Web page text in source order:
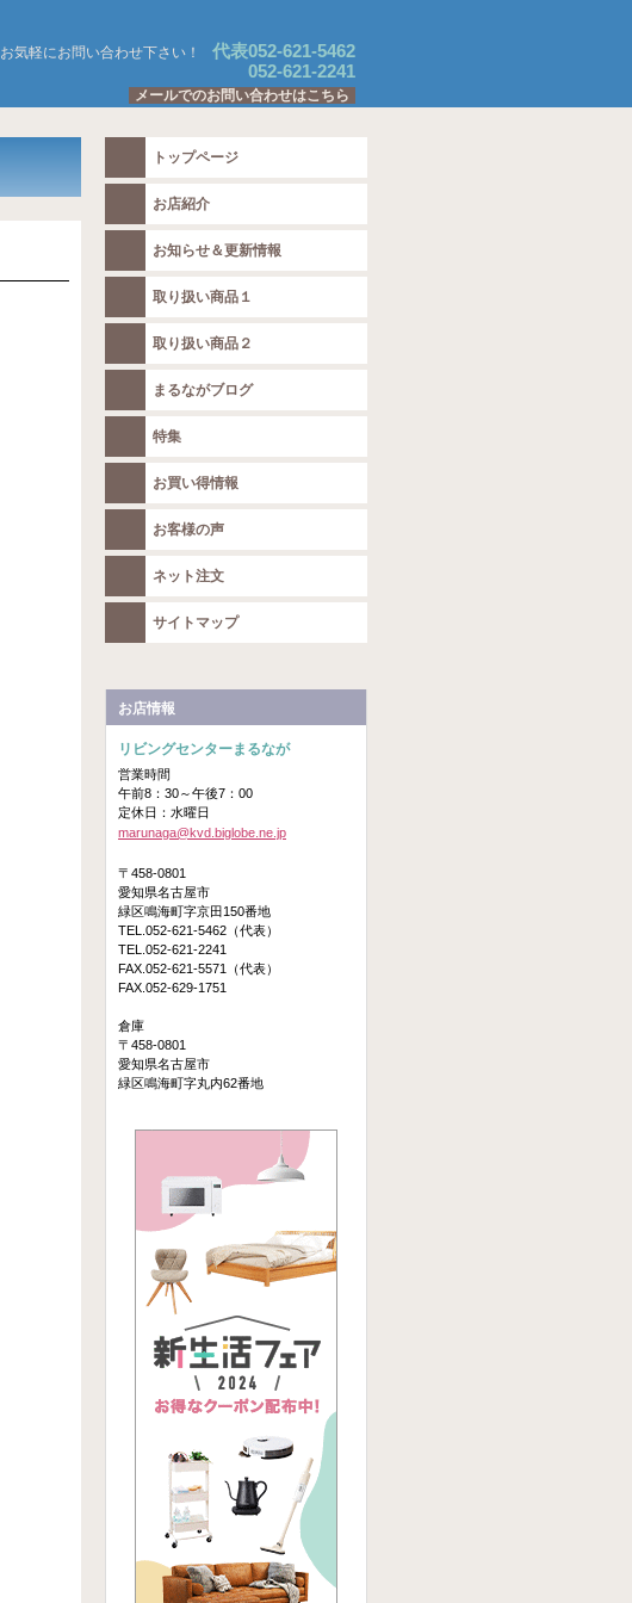
お気軽にお問い合わせ下さい！
代表052-621-5462
052-621-2241
メールでのお問い合わせはこちら
トップページ
お店紹介
お知らせ＆更新情報
取り扱い商品１
取り扱い商品２
まるながブログ
特集
お買い得情報
お客様の声
ネット注文
サイトマップ
お店情報
リビングセンターまるなが
営業時間
午前8：30～午後7：00
定休日：水曜日
marunaga@kvd.biglobe.ne.jp
〒458-0801
愛知県名古屋市
緑区鳴海町字京田150番地
TEL.052-621-5462（代表）
TEL.052-621-2241
FAX.052-621-5571（代表）
FAX.052-629-1751
倉庫
〒458-0801
愛知県名古屋市
緑区鳴海町字丸内62番地